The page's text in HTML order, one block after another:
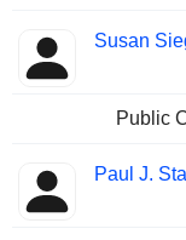
Susan
Public
Paul J.